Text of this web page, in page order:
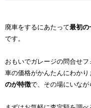
廃車をするにあたって最初の
です。
おもいでガレージの問合せ
車の価格がかんたんにわかり
のが特徴で、その場にいなが